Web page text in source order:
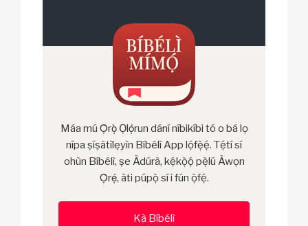
Máa mú Ọ̀rọ̀ Ọlọ́run dání níbikíbi tó o bá lọ
nípa ṣíṣàtìlẹyìn Bíbélì App lọ́fẹ̀ẹ́. Tẹ́tí sí
ohùn Bíbélì, ṣe Àdúrà, kẹ́kọ̀ọ́ pẹ̀lú Àwọn
Ọ̀rẹ́, àti púpọ̀ sí i fún ọ̀fẹ́.
Kà Bíbélì